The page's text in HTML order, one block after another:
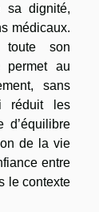
sa dignité,
médicaux.
toute son
permet au
sans
réduit les
d’équilibre
de la vie
entre
le contexte